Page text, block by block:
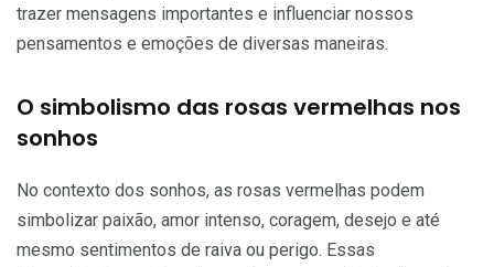
trazer mensagens importantes e influenciar nossos
pensamentos e emoções de diversas maneiras.
O simbolismo das rosas vermelhas nos
sonhos
No contexto dos sonhos, as rosas vermelhas podem
simbolizar paixão, amor intenso, coragem, desejo e até
mesmo sentimentos de raiva ou perigo. Essas